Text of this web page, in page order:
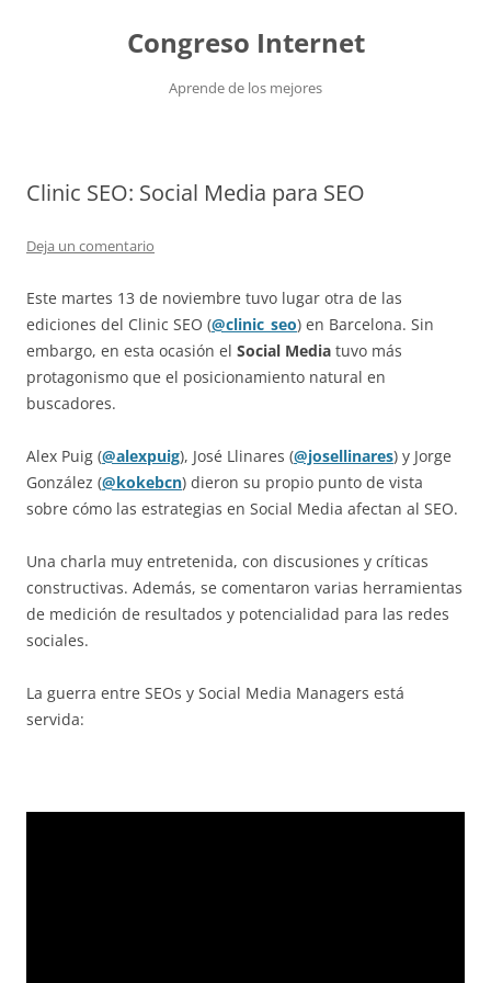
Congreso Internet
Aprende de los mejores
Clinic SEO: Social Media para SEO
Deja un comentario
Este martes 13 de noviembre tuvo lugar otra de las
ediciones del Clinic SEO (@clinic_seo) en Barcelona. Sin
embargo, en esta ocasión el Social Media tuvo más
protagonismo que el posicionamiento natural en
buscadores.
Alex Puig (@alexpuig), José Llinares (@josellinares) y Jorge
González (@kokebcn) dieron su propio punto de vista
sobre cómo las estrategias en Social Media afectan al SEO.
Una charla muy entretenida, con discusiones y críticas
constructivas. Además, se comentaron varias herramientas
de medición de resultados y potencialidad para las redes
sociales.
La guerra entre SEOs y Social Media Managers está
servida: